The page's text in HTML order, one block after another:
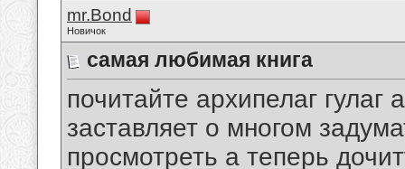
mr.Bond
Новичок
самая любимая книга
почитайте архипелаг гулаг
заставляет о многом
просмотреть а теперь